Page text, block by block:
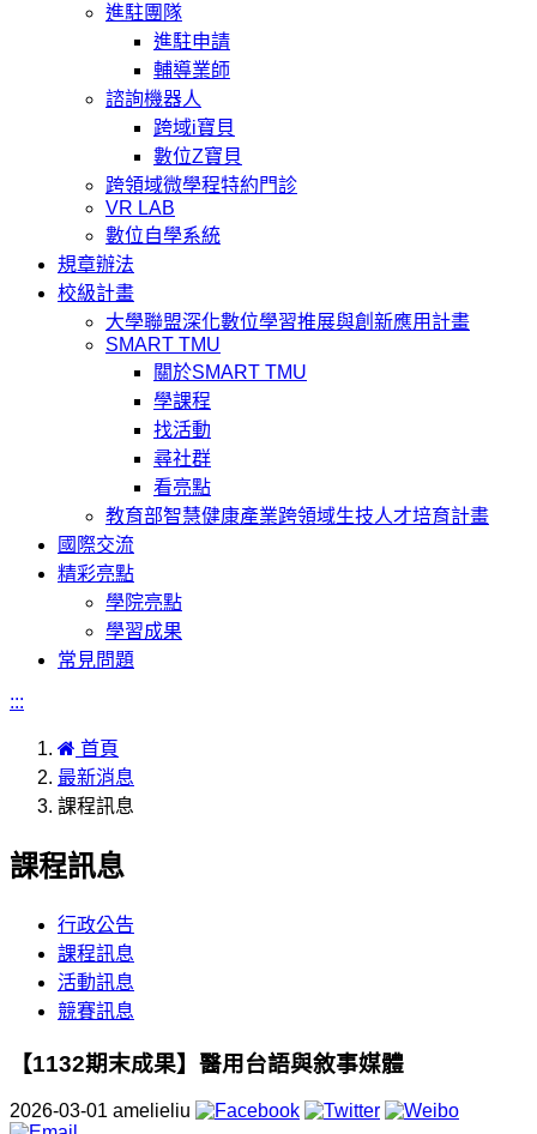
進駐團隊
進駐申請
輔導業師
諮詢機器人
跨域i寶貝
數位Z寶貝
跨領域微學程特約門診
VR LAB
數位自學系統
規章辦法
校級計畫
大學聯盟深化數位學習推展與創新應用計畫
SMART TMU
關於SMART TMU
學課程
找活動
尋社群
看亮點
教育部智慧健康產業跨領域生技人才培育計畫
國際交流
精彩亮點
學院亮點
學習成果
常見問題
:::
首頁
最新消息
課程訊息
課程訊息
行政公告
課程訊息
活動訊息
競賽訊息
【1132期末成果】醫用台語與敘事媒體
2026-03-01 amelieliu